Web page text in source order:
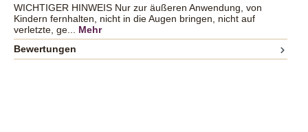
WICHTIGER HINWEIS Nur zur äußeren Anwendung, von
Kindern fernhalten, nicht in die Augen bringen, nicht auf
verletzte, ge... Mehr
Bewertungen